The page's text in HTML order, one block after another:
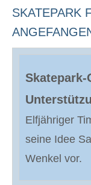
SKATEPARK
Elfjähriger
seine Idee
Wenkel vor.